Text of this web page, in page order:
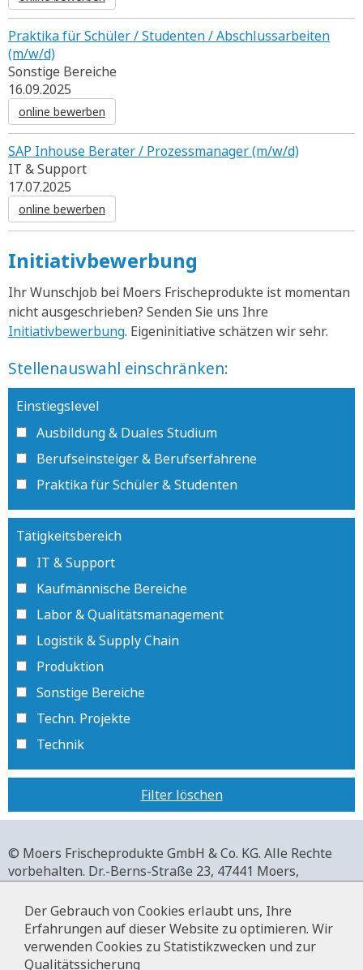
Praktika für Schüler / Studenten / Abschlussarbeiten
(m/w/d)
Sonstige Bereiche
16.09.2025
online bewerben
SAP Inhouse Berater / Prozessmanager (m/w/d)
IT & Support
17.07.2025
online bewerben
Initiativbewerbung
Ihr Wunschjob bei Moers Frischeprodukte ist momentan
nicht ausgeschrieben? Senden Sie uns Ihre
Initiativbewerbung. Eigeninitiative schätzen wir sehr.
Stellenauswahl einschränken:
Einstiegslevel
Ausbildung & Duales Studium
Berufseinsteiger & Berufserfahrene
Praktika für Schüler & Studenten
Tätigkeitsbereich
IT & Support
Kaufmännische Bereiche
Labor & Qualitätsmanagement
Logistik & Supply Chain
Produktion
Sonstige Bereiche
Techn. Projekte
Technik
Filter löschen
© Moers Frischeprodukte GmbH & Co. KG. Alle Rechte
vorbehalten. Dr.-Berns-Straße 23, 47441 Moers,
+49 2841 911-0,www.moers-frischeprodukte.de
Der Gebrauch von Cookies erlaubt uns, Ihre
Erfahrungen auf dieser Website zu optimieren. Wir
verwenden Cookies zu Statistikzwecken und zur
Qualitätssicherung